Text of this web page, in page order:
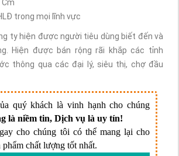
Cm
trong mọi lĩnh vực
ty hiện được người tiêu dùng biết đến và
Hiện được bán rộng rãi khắp các tỉnh
thông qua các đại lý, siêu thị, chợ đầu
quý khách là vinh hạnh cho chúng
là niềm tin, Dịch vụ là uy tín!
cho chúng tôi có thể mang lại cho
phẩm chất lượng tốt nhất.